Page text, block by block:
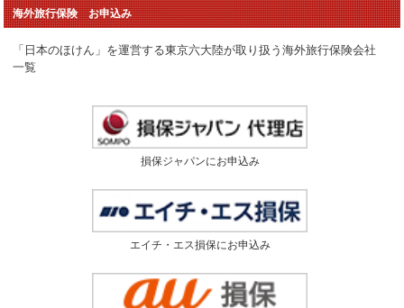
海外旅行保険 お申込み
「日本のほけん」を運営する東京六大陸が取り扱う海外旅行保険会社
一覧
損保ジャパンにお申込み
エイチ・エス損保にお申込み